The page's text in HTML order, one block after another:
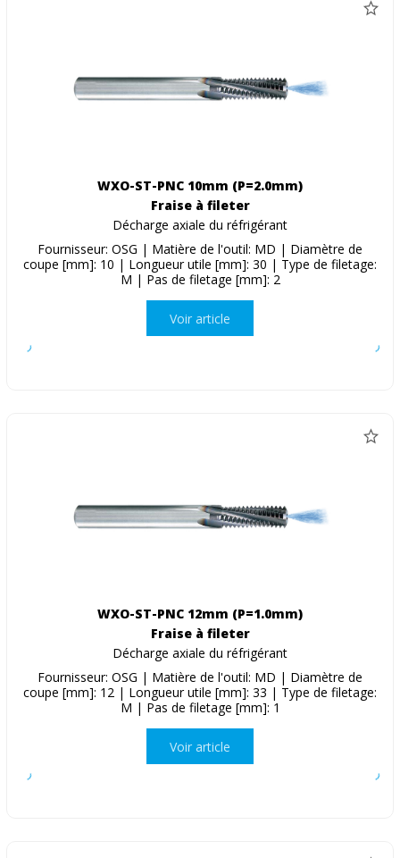
WXO-ST-PNC 10mm (P=2.0mm)
Fraise à fileter
Décharge axiale du réfrigérant
Fournisseur: OSG | Matière de l'outil: MD | Diamètre de
coupe [mm]: 10 | Longueur utile [mm]: 30 | Type de filetage:
M | Pas de filetage [mm]: 2
Voir article
WXO-ST-PNC 12mm (P=1.0mm)
Fraise à fileter
Décharge axiale du réfrigérant
Fournisseur: OSG | Matière de l'outil: MD | Diamètre de
coupe [mm]: 12 | Longueur utile [mm]: 33 | Type de filetage:
M | Pas de filetage [mm]: 1
Voir article